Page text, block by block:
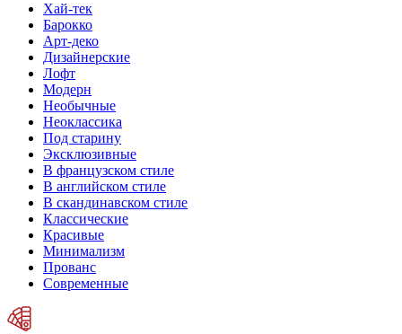
Хай-тек
Барокко
Арт-деко
Дизайнерские
Лофт
Модерн
Необычные
Неоклассика
Под старину
Эксклюзивные
В французском стиле
В английском стиле
В скандинавском стиле
Классические
Красивые
Минимализм
Прованс
Современные